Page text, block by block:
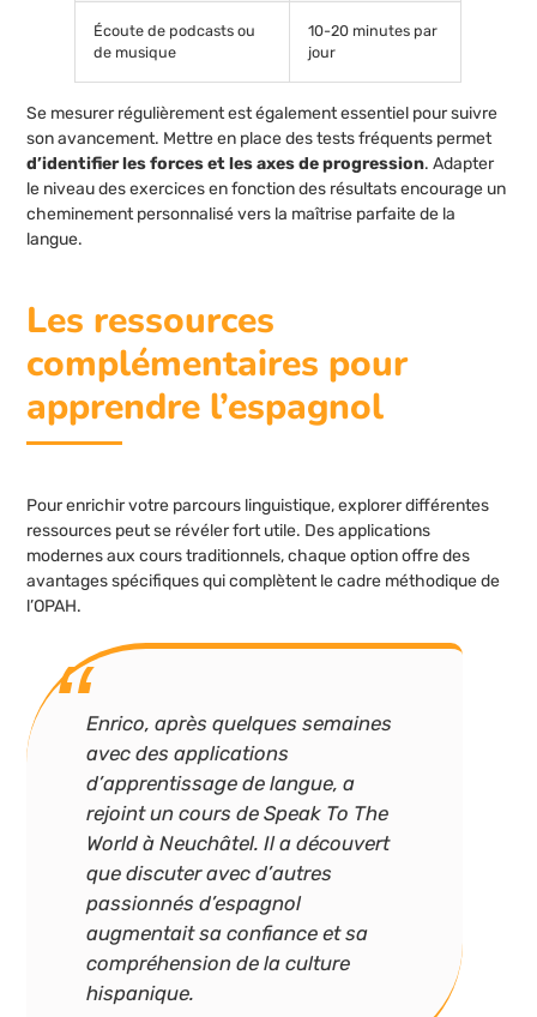
Écoute de podcasts ou
de musique
10-20 minutes par
jour
Se mesurer régulièrement est également essentiel pour suivre
son avancement. Mettre en place des tests fréquents permet
d’identifier les forces et les axes de progression. Adapter
le niveau des exercices en fonction des résultats encourage un
cheminement personnalisé vers la maîtrise parfaite de la
langue.
Les ressources
complémentaires pour
apprendre l’espagnol
Pour enrichir votre parcours linguistique, explorer différentes
ressources peut se révéler fort utile. Des applications
modernes aux cours traditionnels, chaque option offre des
avantages spécifiques qui complètent le cadre méthodique de
l’OPAH.
Enrico, après quelques semaines
avec des applications
d’apprentissage de langue, a
rejoint un cours de Speak To The
World à Neuchâtel. Il a découvert
que discuter avec d’autres
passionnés d’espagnol
augmentait sa confiance et sa
compréhension de la culture
hispanique.